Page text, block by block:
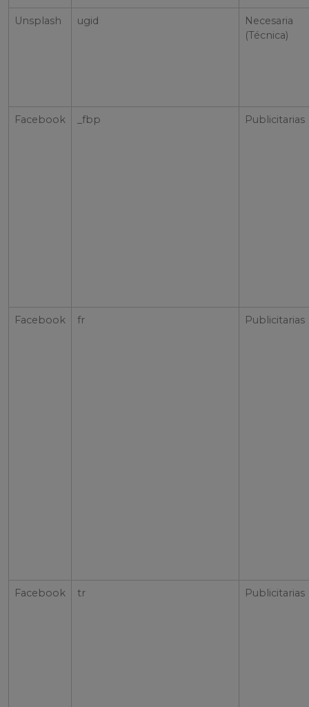
Unsplash ugid
Necesaria
(Técnica)
Facebook _fbp Publicitarias
Facebook fr Publicitarias
Facebook tr Publicitarias